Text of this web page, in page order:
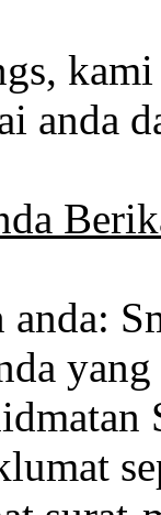
anda